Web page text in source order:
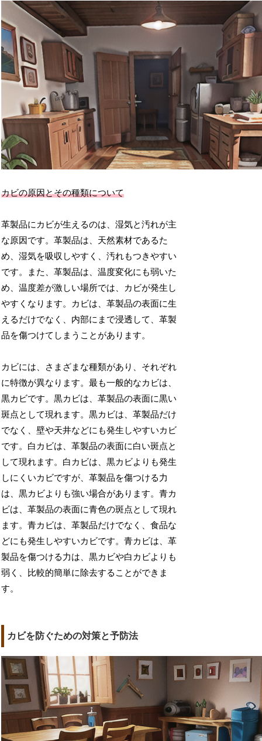
カビの原因とその種類について
革製品にカビが生えるのは、湿気と汚れが主
な原因です。革製品は、天然素材であるた
め、湿気を吸収しやすく、汚れもつきやすい
です。また、革製品は、温度変化にも弱いた
め、温度差が激しい場所では、カビが発生し
やすくなります。カビは、革製品の表面に生
えるだけでなく、内部にまで浸透して、革製
品を傷つけてしまうことがあります。
カビには、さまざまな種類があり、それぞれ
に特徴が異なります。最も一般的なカビは、
黒カビです。黒カビは、革製品の表面に黒い
斑点として現れます。黒カビは、革製品だけ
でなく、壁や天井などにも発生しやすいカビ
です。白カビは、革製品の表面に白い斑点と
して現れます。白カビは、黒カビよりも発生
しにくいカビですが、革製品を傷つける力
は、黒カビよりも強い場合があります。青カ
ビは、革製品の表面に青色の斑点として現れ
ます。青カビは、革製品だけでなく、食品な
どにも発生しやすいカビです。青カビは、革
製品を傷つける力は、黒カビや白カビよりも
弱く、比較的簡単に除去することができま
す。
カビを防ぐための対策と予防法